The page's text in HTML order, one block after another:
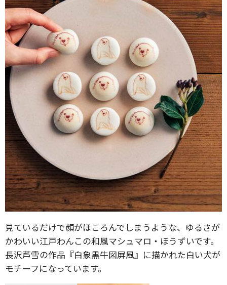
見ているだけで顔がほころんでしまうような、ゆるさが
かわいい江戸わんこの和風マシュマロ・ほうずいです。
長沢芦雪の作品『白象黒牛図屏風』に描かれた白い犬が
モチーフになっています。